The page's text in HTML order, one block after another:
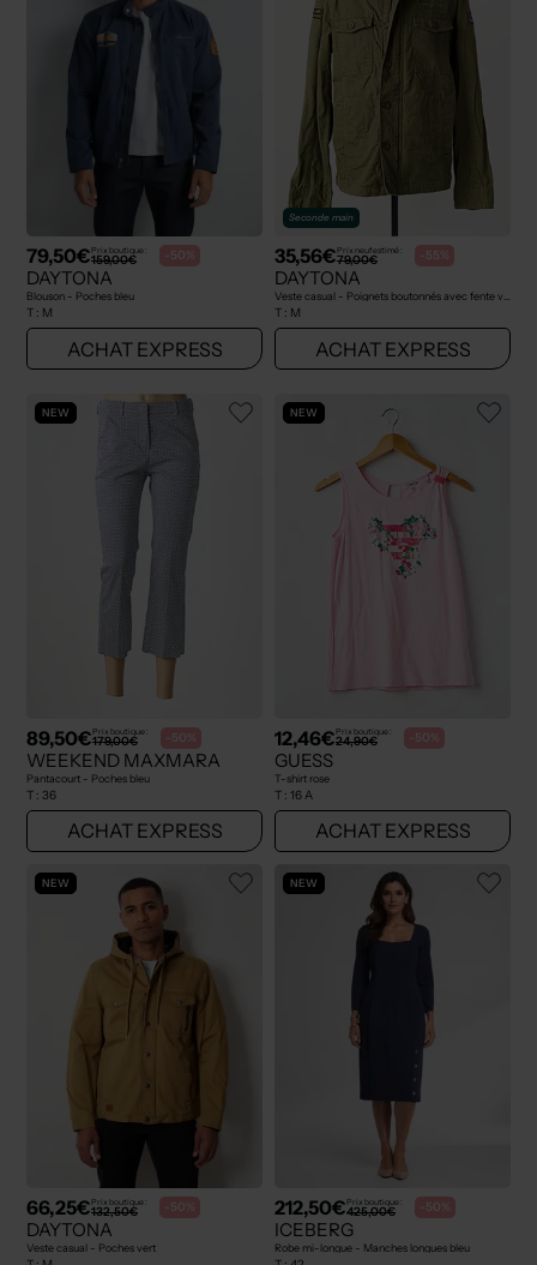
79,50€Prix boutique :
159,00€ -50%
DAYTONA
Blouson - Poches bleu
T : M
ACHAT EXPRESS
Seconde main
35,56€Prix neuf estimé :
79,00€ -55%
DAYTONA
Veste casual - Poignets boutonnés avec fente vert
T : M
ACHAT EXPRESS
NEW
89,50€Prix boutique :
179,00€ -50%
WEEKEND MAXMARA
Pantacourt - Poches bleu
T : 36
ACHAT EXPRESS
NEW
12,46€Prix boutique :
24,90€ -50%
GUESS
T-shirt rose
T : 16 A
ACHAT EXPRESS
NEW
66,25€Prix boutique :
132,50€ -50%
DAYTONA
Veste casual - Poches vert
NEW
212,50€Prix boutique :
425,00€ -50%
ICEBERG
Robe mi-longue - Manches longues bleu